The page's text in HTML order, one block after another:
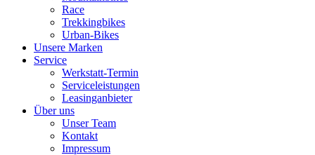
Race
Trekkingbikes
Urban-Bikes
Unsere Marken
Service
Werkstatt-Termin
Serviceleistungen
Leasinganbieter
Über uns
Unser Team
Kontakt
Impressum